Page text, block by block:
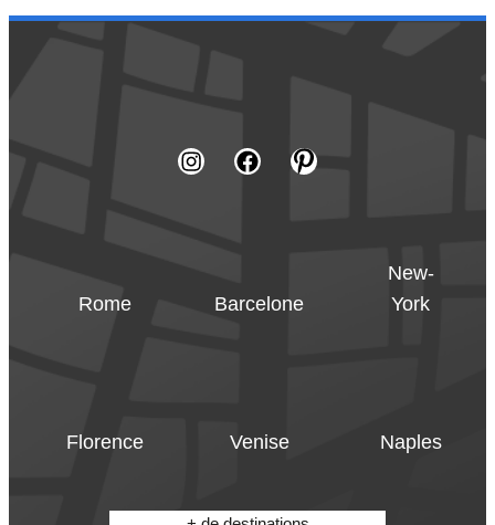
Rome Barcelone
New-
York
Florence Venise Naples